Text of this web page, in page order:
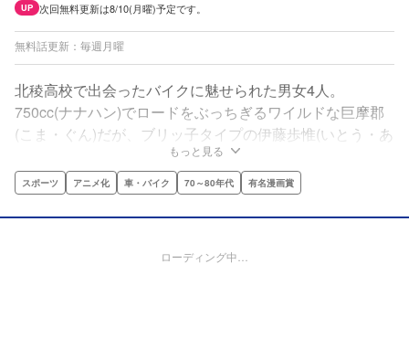
UP 次回無料更新は8/10(月曜)予定です。
無料話更新：毎週月曜
北稜高校で出会ったバイクに魅せられた男女4人。
750cc(ナナハン)でロードをぶっちぎるワイルドな巨摩郡
(こま・ぐん)だが、ブリッ子タイプの伊藤歩惟(いとう・あ
い)にはなぜか弱い。レーシングチームを持つ社長令嬢の
一ノ瀬美由紀から筑波サーキットへ誘われたグンは、愛機
CBで筑波に向かう！サーキットを熱狂させた伝説のヒー
ロー・巨摩郡の挑戦を、しげの秀一がフルスロットルで贈
もっと見る
スポーツ アニメ化 車・バイク 70～80年代 有名漫画賞
ローディング中…